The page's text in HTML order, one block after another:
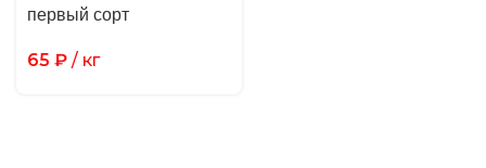
первый сорт
65 ₽ / кг